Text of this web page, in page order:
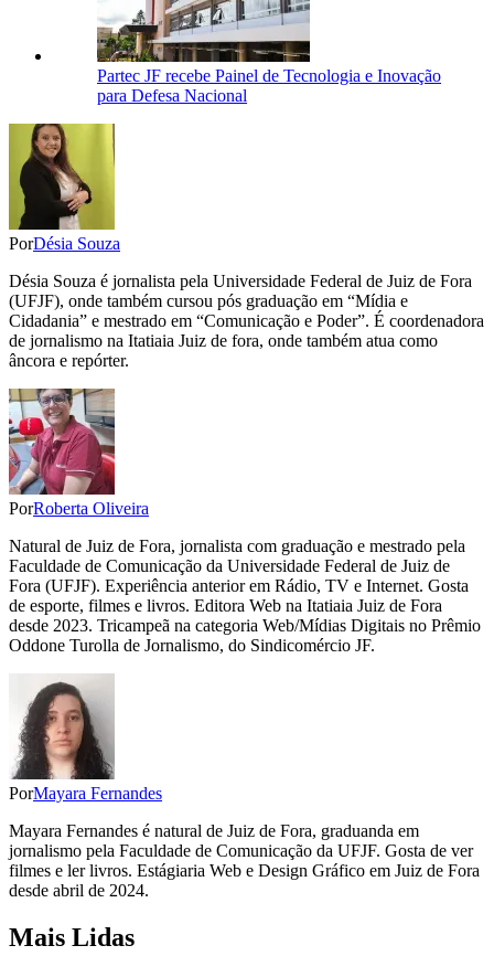
Partec JF recebe Painel de Tecnologia e Inovação
para Defesa Nacional
PorDésia Souza
Désia Souza é jornalista pela Universidade Federal de Juiz de Fora
(UFJF), onde também cursou pós graduação em “Mídia e
Cidadania” e mestrado em “Comunicação e Poder”. É coordenadora
de jornalismo na Itatiaia Juiz de fora, onde também atua como
âncora e repórter.
PorRoberta Oliveira
Natural de Juiz de Fora, jornalista com graduação e mestrado pela
Faculdade de Comunicação da Universidade Federal de Juiz de
Fora (UFJF). Experiência anterior em Rádio, TV e Internet. Gosta
de esporte, filmes e livros. Editora Web na Itatiaia Juiz de Fora
desde 2023. Tricampeã na categoria Web/Mídias Digitais no Prêmio
Oddone Turolla de Jornalismo, do Sindicomércio JF.
PorMayara Fernandes
Mayara Fernandes é natural de Juiz de Fora, graduanda em
jornalismo pela Faculdade de Comunicação da UFJF. Gosta de ver
filmes e ler livros. Estágiaria Web e Design Gráfico em Juiz de Fora
desde abril de 2024.
Mais Lidas